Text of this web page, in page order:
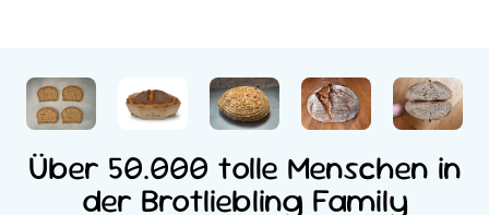
auf der Küchenzeile.
Über 50.000 tolle Menschen in
der Brotliebling Family